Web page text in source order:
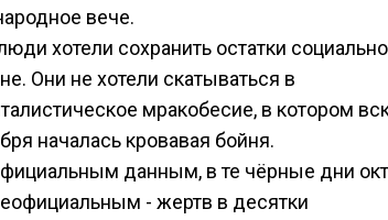
вече.
хотели сохранить остатки
Они не хотели скатываться в
мракобесие, в котором
началась кровавая бойня.
данным, в те чёрные дни
- жертв в десятки